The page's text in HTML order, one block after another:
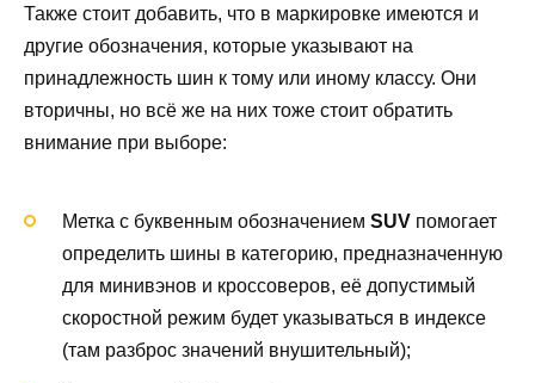
Также стоит добавить, что в маркировке имеются и
другие обозначения, которые указывают на
принадлежность шин к тому или иному классу. Они
вторичны, но всё же на них тоже стоит обратить
внимание при выборе:
Метка с буквенным обозначением SUV помогает
определить шины в категорию, предназначенную
для минивэнов и кроссоверов, её допустимый
скоростной режим будет указываться в индексе
(там разброс значений внушительный);